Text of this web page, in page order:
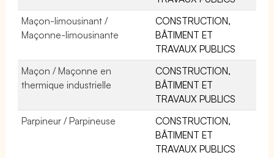
Maçon-limousinant /
Maçonne-limousinante
CONSTRUCTION,
BÂTIMENT ET
TRAVAUX PUBLICS
Maçon / Maçonne en
thermique industrielle
CONSTRUCTION,
BÂTIMENT ET
TRAVAUX PUBLICS
Parpineur / Parpineuse
CONSTRUCTION,
BÂTIMENT ET
TRAVAUX PUBLICS